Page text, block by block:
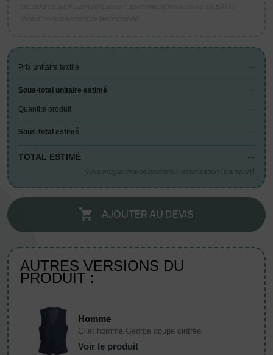
Prix unitaire textile --
Sous-total unitaire estimé --
Quantité produit --
Sous-total estimé --
TOTAL ESTIMÉ --
(Hors programme de broderie / vectorisation / transport)
 AJOUTER AU DEVIS
AUTRES VERSIONS DU
PRODUIT :
Homme
Gilet homme George coupe cintrée
Voir le produit